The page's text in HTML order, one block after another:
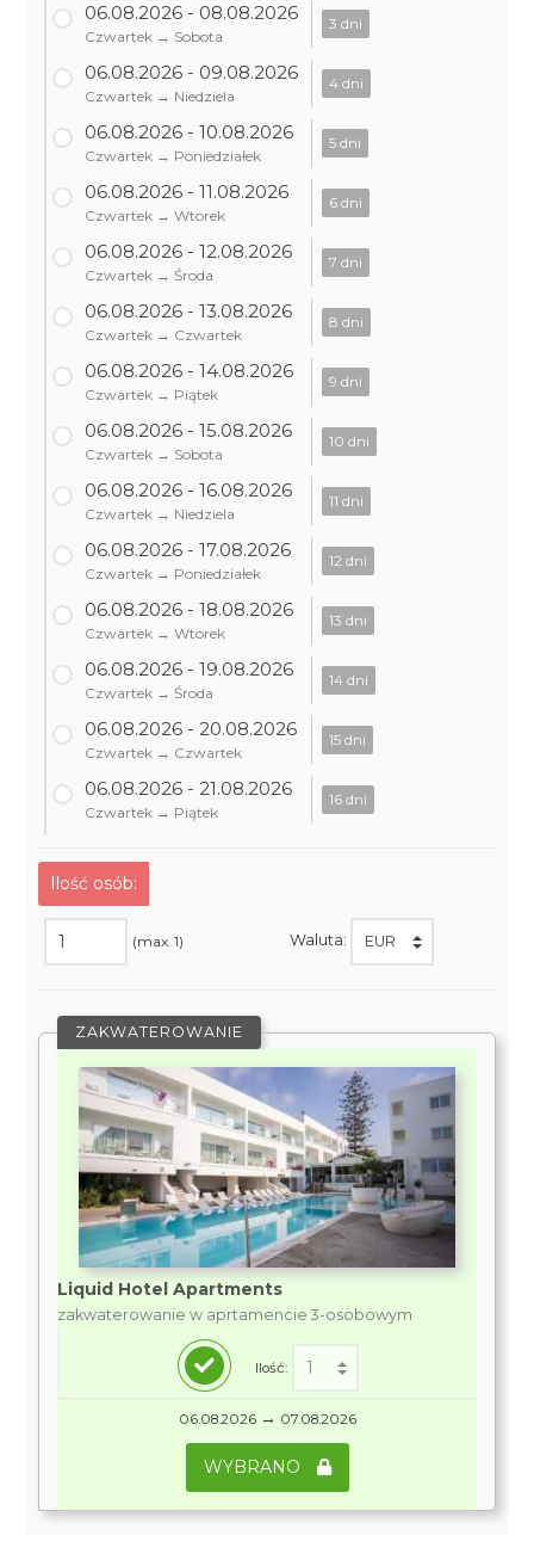
06.08.2026 - 08.08.2026
Czwartek → Sobota
3 dni
06.08.2026 - 09.08.2026
Czwartek → Niedziela
4 dni
06.08.2026 - 10.08.2026
Czwartek → Poniedziałek
5 dni
06.08.2026 - 11.08.2026
Czwartek → Wtorek
6 dni
06.08.2026 - 12.08.2026
Czwartek → Środa
7 dni
06.08.2026 - 13.08.2026
Czwartek → Czwartek
8 dni
06.08.2026 - 14.08.2026
Czwartek → Piątek
9 dni
06.08.2026 - 15.08.2026
Czwartek → Sobota
10 dni
06.08.2026 - 16.08.2026
Czwartek → Niedziela
11 dni
06.08.2026 - 17.08.2026
Czwartek → Poniedziałek
12 dni
06.08.2026 - 18.08.2026
Czwartek → Wtorek
13 dni
06.08.2026 - 19.08.2026
Czwartek → Środa
14 dni
06.08.2026 - 20.08.2026
Czwartek → Czwartek
15 dni
06.08.2026 - 21.08.2026
Czwartek → Piątek
16 dni
Ilość osób:
(max. 1) Waluta:
ZAKWATEROWANIE
Liquid Hotel Apartments
zakwaterowanie w aprtamencie 3-osobowym
Ilość:
06.08.2026 → 07.08.2026
WYBRANO